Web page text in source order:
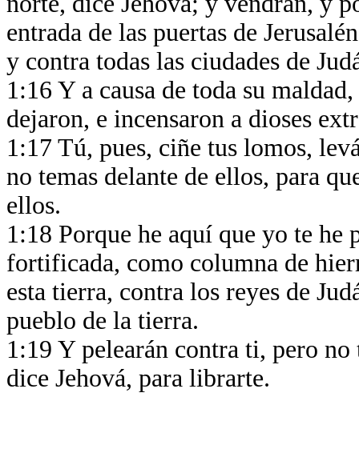
entrada de las puertas de
y contra todas las ciudades de
1:16 Y a causa de toda su
dejaron, e incensaron a dioses
1:17 Tú, pues, ciñe tus lomos,
no temas delante de ellos, para
ellos.
1:18 Porque he aquí que yo te he
fortificada, como columna de
esta tierra, contra los reyes de
pueblo de la tierra.
1:19 Y pelearán contra ti, pero
dice Jehová, para librarte.